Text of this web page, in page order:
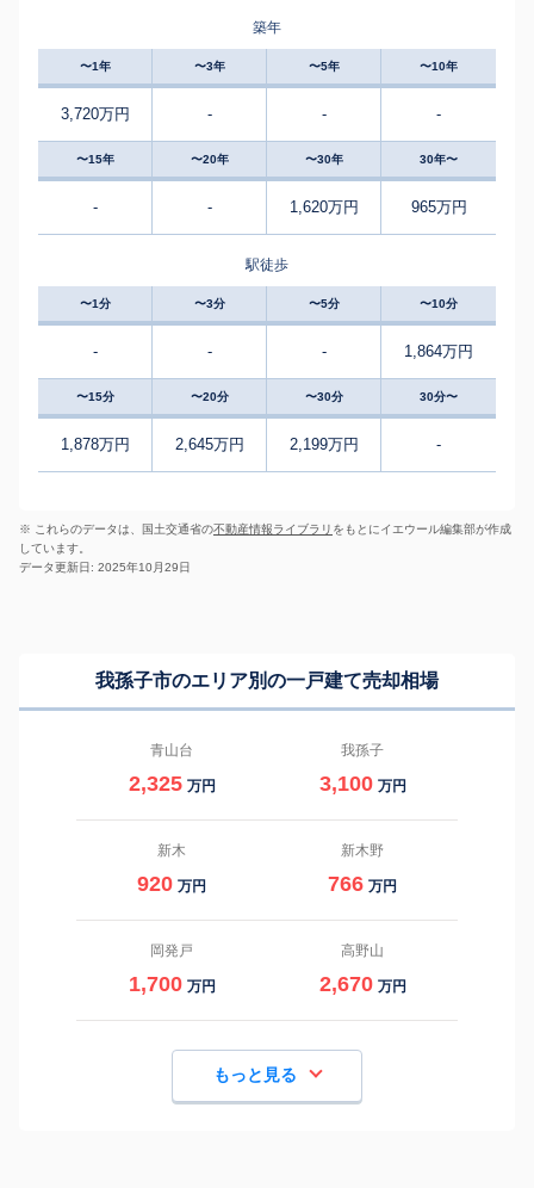
築年
〜1年 〜3年 〜5年 〜10年
3,720万円 - - -
〜15年 〜20年 〜30年 30年〜
- - 1,620万円 965万円
駅徒歩
〜1分 〜3分 〜5分 〜10分
- - - 1,864万円
〜15分 〜20分 〜30分 30分〜
1,878万円 2,645万円 2,199万円 -
※ これらのデータは、国土交通省の不動産情報ライブラリ をもとにイエウール編集部が作成
しています。
データ更新日: 2025年10月29日
我孫子市のエリア別の一戸建て売却相場
青山台
2,325 万円
我孫子
3,100 万円
新木
920 万円
新木野
766 万円
岡発戸
1,700 万円
高野山
2,670 万円
もっと見る